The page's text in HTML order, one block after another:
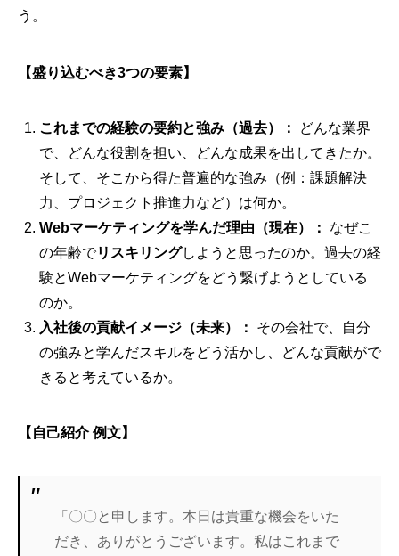
う。
【盛り込むべき3つの要素】
これまでの経験の要約と強み（過去）：
どんな業界
で、どんな役割を担い、どんな成果を出してきたか。
そして、そこから得た普遍的な強み（例：課題解決
力、プロジェクト推進力など）は何か。
Webマーケティングを学んだ理由（現在）：
なぜこ
の年齢でリスキリングしようと思ったのか。過去の経
験とWebマーケティングをどう繋げようとしている
のか。
入社後の貢献イメージ（未来）：
その会社で、自分
の強みと学んだスキルをどう活かし、どんな貢献がで
きると考えているか。
【自己紹介 例文】
「〇〇と申します。本日は貴重な機会をいた
だき、ありがとうございます。私はこれまで